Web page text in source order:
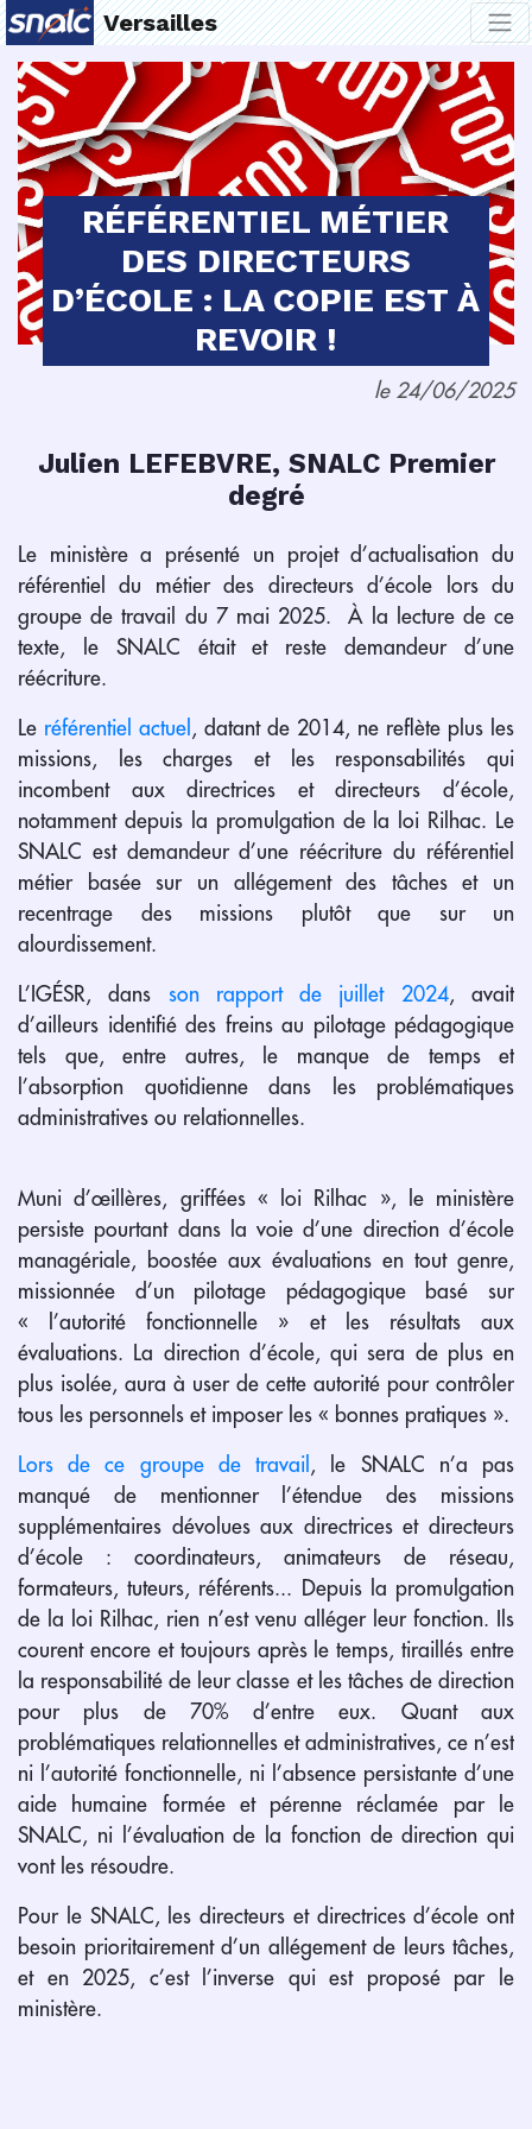
Versailles
RÉFÉRENTIEL MÉTIER
DES DIRECTEURS
D’ÉCOLE : LA COPIE EST À
REVOIR !
le 24/06/2025
Julien LEFEBVRE, SNALC Premier
degré
Le ministère a présenté un projet d’actualisation du
référentiel du métier des directeurs d’école lors du
groupe de travail du 7 mai 2025. À la lecture de ce
texte, le SNALC était et reste demandeur d’une
réécriture.
Le référentiel actuel , datant de 2014, ne reflète plus les
missions, les charges et les responsabilités qui
incombent aux directrices et directeurs d’école,
notamment depuis la promulgation de la loi Rilhac. Le
SNALC est demandeur d’une réécriture du référentiel
métier basée sur un allégement des tâches et un
recentrage des missions plutôt que sur un
alourdissement.
L’IGÉSR, dans son rapport de juillet 2024, avait
d’ailleurs identifié des freins au pilotage pédagogique
tels que, entre autres, le manque de temps et
l’absorption quotidienne dans les problématiques
administratives ou relationnelles.
Muni d’œillères, griffées « loi Rilhac », le ministère
persiste pourtant dans la voie d’une direction d’école
managériale, boostée aux évaluations en tout genre,
missionnée d’un pilotage pédagogique basé sur
« l’autorité fonctionnelle » et les résultats aux
évaluations. La direction d’école, qui sera de plus en
plus isolée, aura à user de cette autorité pour contrôler
tous les personnels et imposer les « bonnes pratiques ».
Lors de ce groupe de travail , le SNALC n’a pas
manqué de mentionner l’étendue des missions
supplémentaires dévolues aux directrices et directeurs
d’école : coordinateurs, animateurs de réseau,
formateurs, tuteurs, référents... Depuis la promulgation
de la loi Rilhac, rien n’est venu alléger leur fonction. Ils
courent encore et toujours après le temps, tiraillés entre
la responsabilité de leur classe et les tâches de direction
pour plus de 70% d’entre eux. Quant aux
problématiques relationnelles et administratives, ce n’est
ni l’autorité fonctionnelle, ni l’absence persistante d’une
aide humaine formée et pérenne réclamée par le
SNALC, ni l’évaluation de la fonction de direction qui
vont les résoudre.
Pour le SNALC, les directeurs et directrices d’école ont
besoin prioritairement d’un allégement de leurs tâches,
et en 2025, c’est l’inverse qui est proposé par le
ministère.